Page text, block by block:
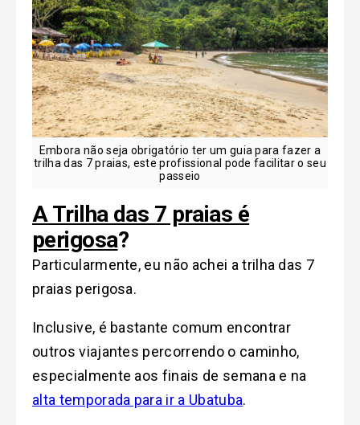
Embora não seja obrigatório ter um guia para fazer a
trilha das 7 praias, este profissional pode facilitar o seu
passeio
A Trilha das 7 praias é
perigosa?
Particularmente, eu não achei a trilha das 7
praias perigosa.
Inclusive, é bastante comum encontrar
outros viajantes percorrendo o caminho,
especialmente aos finais de semana e na
alta temporada para ir a Ubatuba.